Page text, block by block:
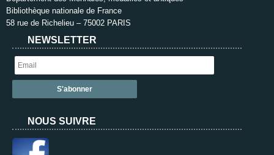
Bibliothèque nationale de France
58 rue de Richelieu – 75002 PARIS
NEWSLETTER
NOUS SUIVRE